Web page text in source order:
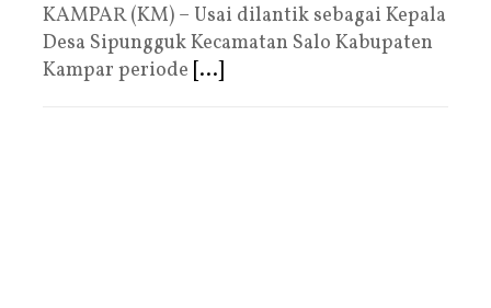
KAMPAR (KM) – Usai dilantik sebagai Kepala
Desa Sipungguk Kecamatan Salo Kabupaten
Kampar periode [...]